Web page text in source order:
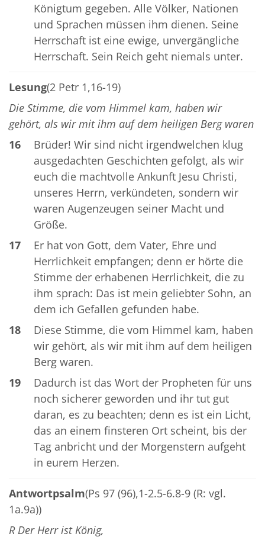
Königtum gegeben. Alle Völker, Nationen
und Sprachen müssen ihm dienen. Seine
Herrschaft ist eine ewige, unvergängliche
Herrschaft. Sein Reich geht niemals unter.
Lesung(2 Petr 1,16-19)
Die Stimme, die vom Himmel kam, haben wir
gehört, als wir mit ihm auf dem heiligen Berg waren
16
Brüder! Wir sind nicht irgendwelchen klug
ausgedachten Geschichten gefolgt, als wir
euch die machtvolle Ankunft Jesu Christi,
unseres Herrn, verkündeten, sondern wir
waren Augenzeugen seiner Macht und
Größe.
17
Er hat von Gott, dem Vater, Ehre und
Herrlichkeit empfangen; denn er hörte die
Stimme der erhabenen Herrlichkeit, die zu
ihm sprach: Das ist mein geliebter Sohn, an
dem ich Gefallen gefunden habe.
18
Diese Stimme, die vom Himmel kam, haben
wir gehört, als wir mit ihm auf dem heiligen
Berg waren.
19
Dadurch ist das Wort der Propheten für uns
noch sicherer geworden und ihr tut gut
daran, es zu beachten; denn es ist ein Licht,
das an einem finsteren Ort scheint, bis der
Tag anbricht und der Morgenstern aufgeht
in eurem Herzen.
Antwortpsalm(Ps 97 (96),1-2.5-6.8-9 (R: vgl.
1a.9a))
R Der Herr ist König,